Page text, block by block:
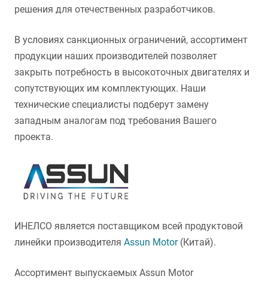
решения для отечественных разработчиков.
В условиях санкционных ограничений, ассортимент
продукции наших производителей позволяет
закрыть потребность в высокоточных двигателях и
сопутствующих им комплектующих. Наши
технические специалисты подберут замену
западным аналогам под требования Вашего
проекта.
ИНЕЛСО является поставщиком всей продуктовой
линейки производителя Assun Motor(Китай).
Ассортимент выпускаемых Assun Motor